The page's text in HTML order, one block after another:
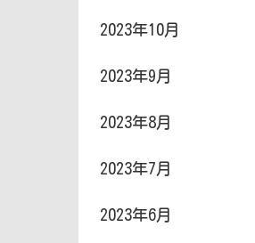
2023年10月
2023年9月
2023年8月
2023年7月
2023年6月